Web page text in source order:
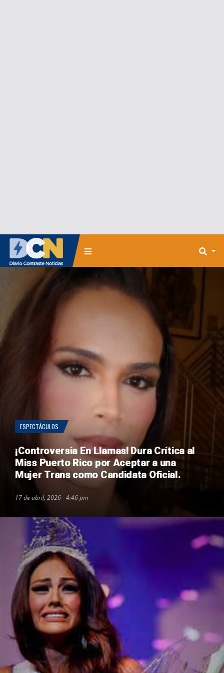
ESPECTÁCULOS
¡Controversia En Llamas! Dura Crítica al
Miss Puerto Rico por Aceptar a una
Mujer Trans como Candidata Oficial.
17 de abril, 2026 - 4:46 pm